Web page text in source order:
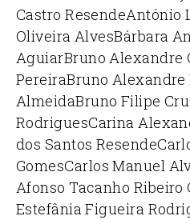
Castro ResendeAntónio
Oliveira AlvesBárbara
AguiarBruno Alexandre
PereiraBruno Alexandre
AlmeidaBruno Filipe
RodriguesCarina
dos Santos Resende
GomesCarlos Manuel
Afonso Tacanho Ribeiro
Estefânia Figueira